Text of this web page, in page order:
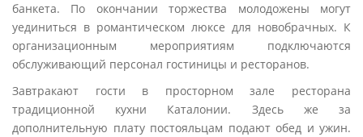
банкета. По окончании торжества молодожены могут
уединиться в романтическом люксе для новобрачных. К
организационным мероприятиям подключаются
обслуживающий персонал гостиницы и ресторанов.
Завтракают гости в просторном зале ресторана
традиционной кухни Каталонии. Здесь же за
дополнительную плату постояльцам подают обед и ужин.